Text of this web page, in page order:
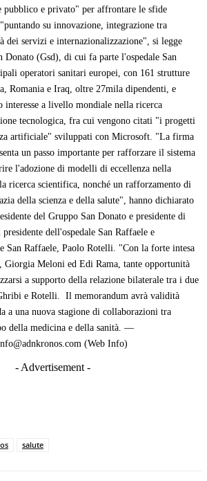
pubblico e privato" per affrontare le sfide
su innovazione, integrazione tra
dei servizi e internazionalizzazione", si legge
Donato (Gsd), di cui fa parte l'ospedale San
operatori sanitari europei, con 161 strutture
Romania e Iraq, oltre 27mila dipendenti, e
interesse a livello mondiale nella ricerca
tecnologica, fra cui vengono citati "i progetti
artificiale" sviluppati con Microsoft. "La firma
un passo importante per rafforzare il sistema
l'adozione di modelli di eccellenza nella
ricerca scientifica, nonché un rafforzamento di
della scienza e della salute", hanno dichiarato
del Gruppo San Donato e presidente di
dell'ospedale San Raffaele e
San Raffaele, Paolo Rotelli. "Con la forte intesa
Giorgia Meloni ed Edi Rama, tante opportunità
a supporto della relazione bilaterale tra i due
e Rotelli. Il memorandum avrà validità
a una nuova stagione di collaborazioni tra
della medicina e della sanità. —
(Web Info)
- Advertisement -
salute